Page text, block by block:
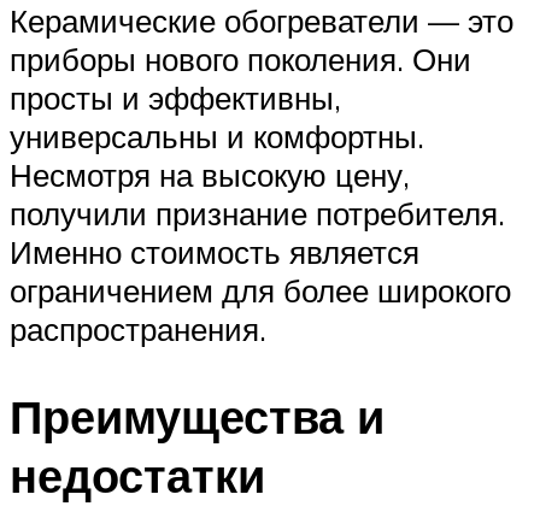
Керамические обогреватели — это
приборы нового поколения. Они
просты и эффективны,
универсальны и комфортны.
Несмотря на высокую цену,
получили признание потребителя.
Именно стоимость является
ограничением для более широкого
распространения.
Преимущества и
недостатки